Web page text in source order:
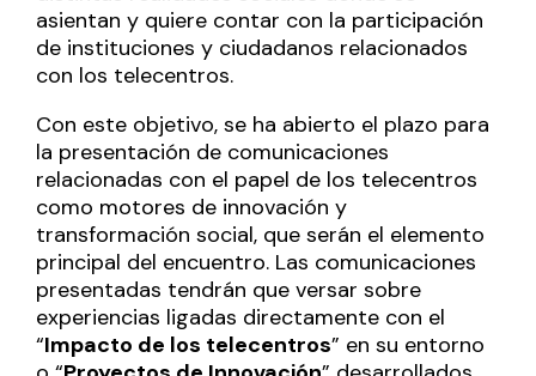
asientan y quiere contar con la participación
de instituciones y ciudadanos relacionados
con los telecentros.
Con este objetivo, se ha abierto el plazo para
la presentación de comunicaciones
relacionadas con el papel de los telecentros
como motores de innovación y
transformación social, que serán el elemento
principal del encuentro. Las comunicaciones
presentadas tendrán que versar sobre
experiencias ligadas directamente con el
“Impacto de los telecentros” en su entorno